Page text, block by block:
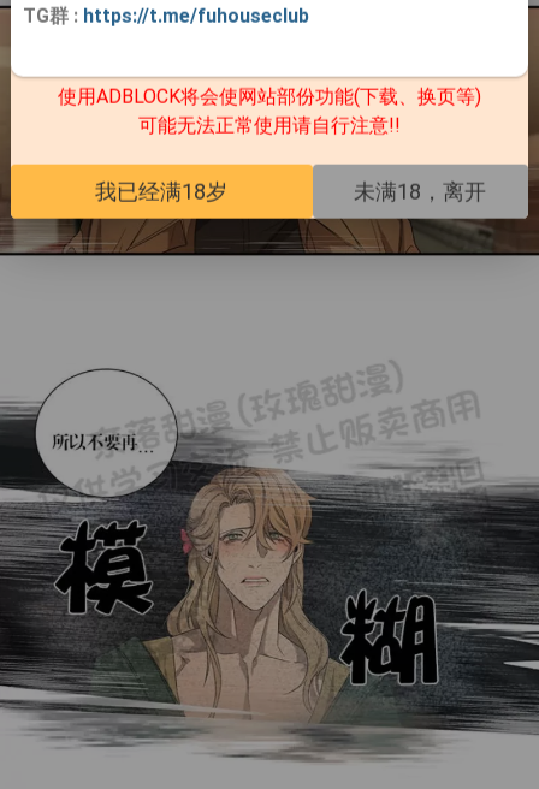
TG群: https://t.me/fuhouseclub
使用ADBLOCK将会使网站部份功能(下载、换页等)
可能无法正常使用请自行注意!!
我已经满18岁 未满18，离开